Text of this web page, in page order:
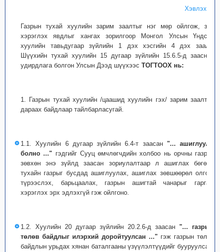
Хэвлэх
Газрын тухай хуулийн зарим заалтыг нэг мөр ойлгож, зөв
хэрэглэх явдлыг хангах зорилгоор Монгол Улсын Үндсэн
хуулийн тавьдугаар зүйлийн 1 дэх хэсгийн 4 дэх заалт,
Шүүхийн тухай хуулийн 15 дугаар зүйлийн 15.6.5-д заасныг
удирдлага болгон Улсын Дээд шүүхээс ТОГТООХ нь:
1. Газрын тухай хуулийн /цаашид хуулийн гэх/ зарим заалтыг
дараах байдлаар тайлбарласугай.
1.1. Хуулийн 6 дугаар зүйлийн 6.4-т заасан"... ашиглуулж
болно ..." гэдгийг Сууц өмчлөгчдийн холбоо нь орчны газрыг
зөвхөн энэ зүйлд заасан зориулалтаар л ашиглах бөгөөд
тухайн газрыг бусдад ашиглуулах, ашиглах зөвшөөрөл олгох,
түрээслэх, барьцаалах, газрын ашигтай чанарыг гаргаж
хэрэглэх эрх эдлэхгүй гэж ойлгоно.
1.2. Хуулийн 20 дугаар зүйлийн 20.2.6-д заасан "... газрын
төлөв байдлыг илэрхий доройтуулсан ..." гэж газрын төлөв
байдлын урьдах хянан баталгааны үзүүлэлтүүдийг бууруулсан,